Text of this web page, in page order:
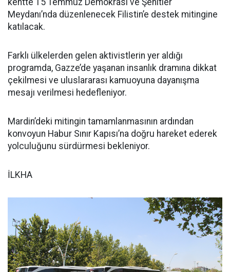
kentte 15 Temmuz Demokrasi ve Şehitler
Meydanı’nda düzenlenecek Filistin’e destek mitingine
katılacak.
Farklı ülkelerden gelen aktivistlerin yer aldığı
programda, Gazze’de yaşanan insanlık dramına dikkat
çekilmesi ve uluslararası kamuoyuna dayanışma
mesajı verilmesi hedefleniyor.
Mardin’deki mitingin tamamlanmasının ardından
konvoyun Habur Sınır Kapısı’na doğru hareket ederek
yolculuğunu sürdürmesi bekleniyor.
İLKHA